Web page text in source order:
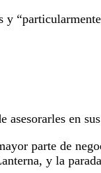
en
parte de
y la